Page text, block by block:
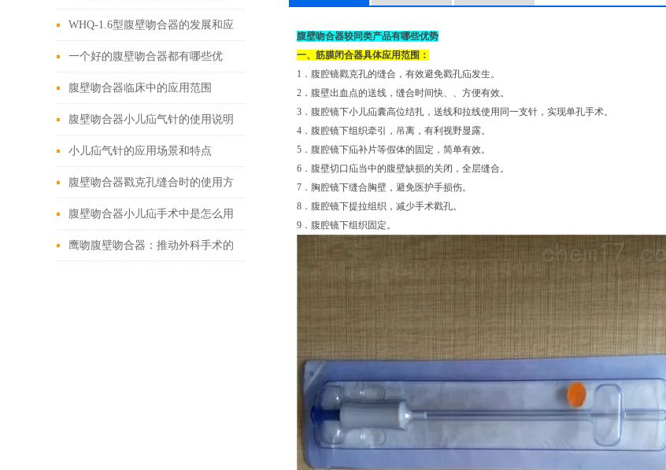
与应用
WHQ-1.6型腹壁吻合器的发展和应
用为外科手术领域带来了新的可能
性
一个好的腹壁吻合器都有哪些优
点？
腹壁吻合器临床中的应用范围
腹壁吻合器小儿疝气针的使用说明
小儿疝气针的应用场景和特点
腹壁吻合器戳克孔缝合时的使用方
法
腹壁吻合器小儿疝手术中是怎么用
的
鹰吻腹壁吻合器：推动外科手术的
腹壁吻合器较同类产品有哪些优势
一、筋膜闭合器具体应用范围：
1．腹腔镜戳克孔的缝合，有效避免戳孔疝发生。
2．腹壁出血点的送线，缝合时间快、、方便有效。
3．腹腔镜下小儿疝囊高位结扎，送线和拉线使用同一支针，实现单孔手术。
4．腹腔镜下组织牵引，吊离，有利视野显露。
5．腹腔镜下疝补片等假体的固定，简单有效。
6．腹壁切口疝当中的腹壁缺损的关闭，全层缝合。
7．胸腔镜下缝合胸壁，避免医护手损伤。
8．腹腔镜下提拉组织，减少手术戳孔。
9．腹腔镜下组织固定。